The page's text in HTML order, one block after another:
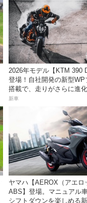
2026年モデル【KTM 390
登場！自社開発の新型WP
搭載で、走りがさらに進化
82万9000円で7月発売開始
新車
ヤマハ【AEROX（アエロ
ABS】登場。マニュアル
シフトダウンを楽しめる